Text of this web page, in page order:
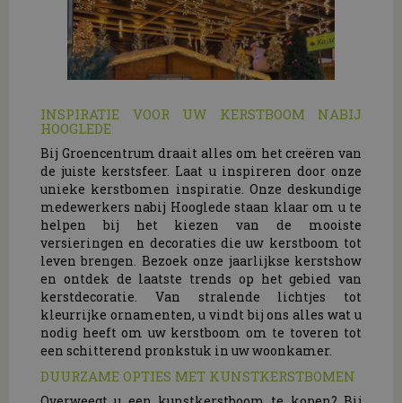
INSPIRATIE VOOR UW KERSTBOOM NABIJ
HOOGLEDE
Bij Groencentrum draait alles om het creëren van
de juiste kerstsfeer. Laat u inspireren door onze
unieke kerstbomen inspiratie. Onze deskundige
medewerkers nabij Hooglede staan klaar om u te
helpen bij het kiezen van de mooiste
versieringen en decoraties die uw kerstboom tot
leven brengen. Bezoek onze jaarlijkse kerstshow
en ontdek de laatste trends op het gebied van
kerstdecoratie. Van stralende lichtjes tot
kleurrijke ornamenten, u vindt bij ons alles wat u
nodig heeft om uw kerstboom om te toveren tot
een schitterend pronkstuk in uw woonkamer.
DUURZAME OPTIES MET KUNSTKERSTBOMEN